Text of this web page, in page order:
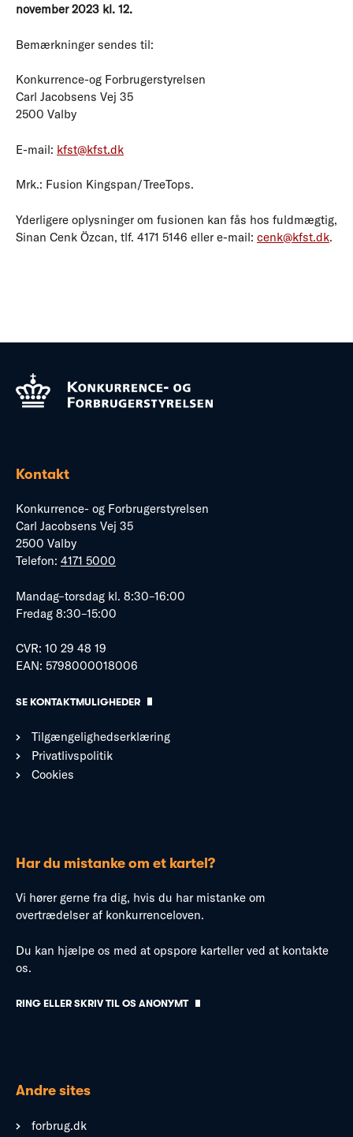
november 2023 kl. 12.
Bemærkninger sendes til:
Konkurrence-og Forbrugerstyrelsen
Carl Jacobsens Vej 35
2500 Valby
E-mail: kfst@kfst.dk
Mrk.: Fusion Kingspan/TreeTops.
Yderligere oplysninger om fusionen kan fås hos fuldmægtig,
Sinan Cenk Özcan, tlf. 4171 5146 eller e-mail: cenk@kfst.dk.
Kontakt
Konkurrence- og Forbrugerstyrelsen
Carl Jacobsens Vej 35
2500 Valby
Telefon: 4171 5000
Mandag–torsdag kl. 8:30–16:00
Fredag 8:30–15:00
CVR: 10 29 48 19
EAN: 5798000018006
SE KONTAKTMULIGHEDER
Tilgængelighedserklæring
Privatlivspolitik
Cookies
Har du mistanke om et kartel?
Vi hører gerne fra dig, hvis du har mistanke om
overtrædelser af konkurrenceloven.
Du kan hjælpe os med at opspore karteller ved at kontakte
os.
RING ELLER SKRIV TIL OS ANONYMT
Andre sites
forbrug.dk